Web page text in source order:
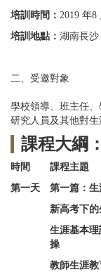
培訓時間： 2019 年8
培訓地點： 湖南長沙
二、受邀對象
學校領導、班主任
研究人員及其他對生
課程大綱：
時間 課程主題
第一天
第一篇：
新高考下
生涯基本
操
教師生涯